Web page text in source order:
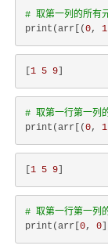
# 取第一列的所有
print(arr[(0, 1
1 5 9
# 取第一行第一列
print(arr[(0, 1
1 5 9
# 取第一行第一列
print(arr[ 0, 0